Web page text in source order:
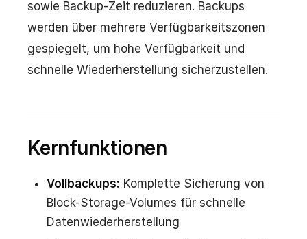
sowie Backup-Zeit reduzieren. Backups
werden über mehrere Verfügbarkeitszonen
gespiegelt, um hohe Verfügbarkeit und
schnelle Wiederherstellung sicherzustellen.
Kernfunktionen
Vollbackups: Komplette Sicherung von
Block-Storage-Volumes für schnelle
Datenwiederherstellung